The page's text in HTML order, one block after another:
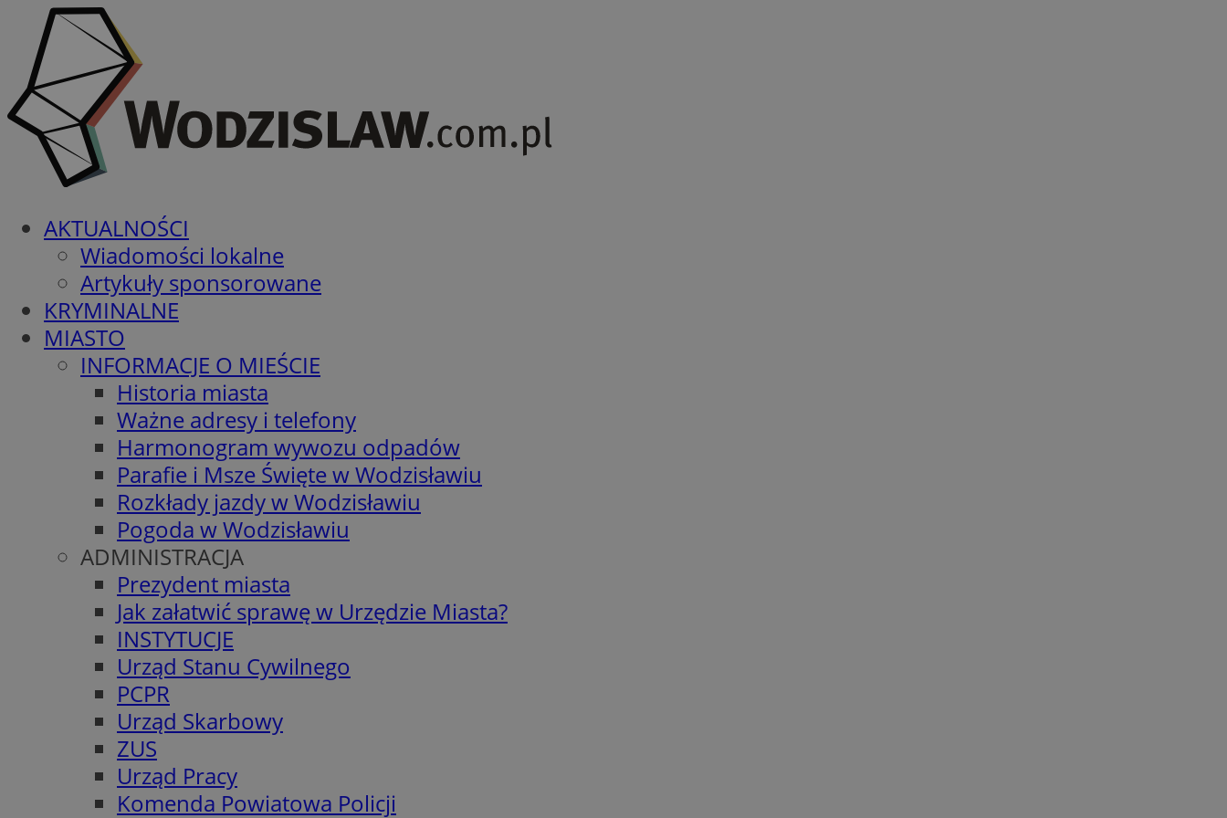
AKTUALNOŚCI
Wiadomości lokalne
Artykuły sponsorowane
KRYMINALNE
MIASTO
INFORMACJE O MIEŚCIE
Historia miasta
Ważne adresy i telefony
Harmonogram wywozu odpadów
Parafie i Msze Święte w Wodzisławiu
Rozkłady jazdy w Wodzisławiu
Pogoda w Wodzisławiu
ADMINISTRACJA
Prezydent miasta
Jak załatwić sprawę w Urzędzie Miasta?
INSTYTUCJE
Urząd Stanu Cywilnego
PCPR
Urząd Skarbowy
ZUS
Urząd Pracy
Komenda Powiatowa Policji